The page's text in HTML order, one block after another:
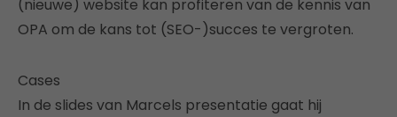
(nieuwe) website kan profiteren van de kennis van
OPA om de kans tot (SEO-)succes te vergroten.
Cases
In de slides van Marcels presentatie gaat hij